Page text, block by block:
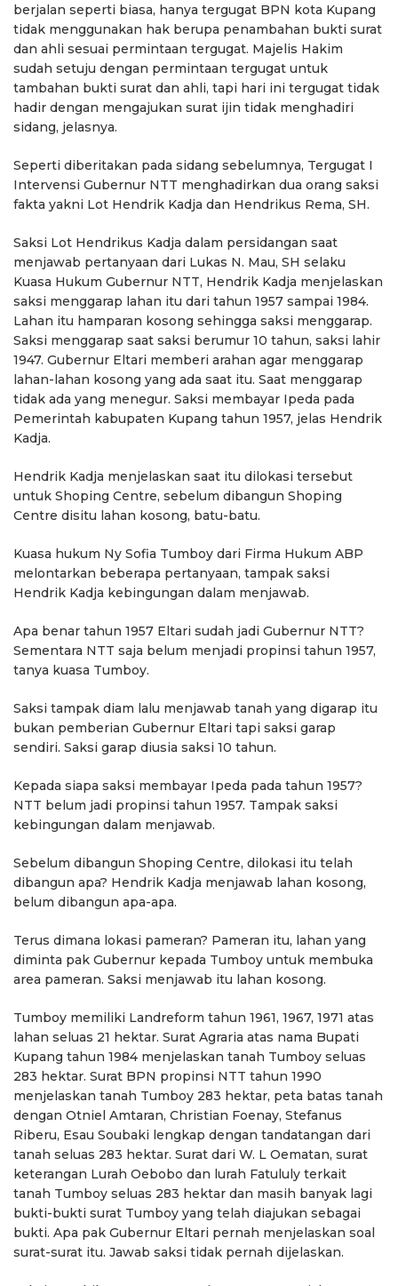
berjalan seperti biasa, hanya tergugat BPN kota Kupang
tidak menggunakan hak berupa penambahan bukti surat
dan ahli sesuai permintaan tergugat. Majelis Hakim
sudah setuju dengan permintaan tergugat untuk
tambahan bukti surat dan ahli, tapi hari ini tergugat tidak
hadir dengan mengajukan surat ijin tidak menghadiri
sidang, jelasnya.
Seperti diberitakan pada sidang sebelumnya, Tergugat I
Intervensi Gubernur NTT menghadirkan dua orang saksi
fakta yakni Lot Hendrik Kadja dan Hendrikus Rema, SH.
Saksi Lot Hendrikus Kadja dalam persidangan saat
menjawab pertanyaan dari Lukas N. Mau, SH selaku
Kuasa Hukum Gubernur NTT, Hendrik Kadja menjelaskan
saksi menggarap lahan itu dari tahun 1957 sampai 1984.
Lahan itu hamparan kosong sehingga saksi menggarap.
Saksi menggarap saat saksi berumur 10 tahun, saksi lahir
1947. Gubernur Eltari memberi arahan agar menggarap
lahan-lahan kosong yang ada saat itu. Saat menggarap
tidak ada yang menegur. Saksi membayar Ipeda pada
Pemerintah kabupaten Kupang tahun 1957, jelas Hendrik
Kadja.
Hendrik Kadja menjelaskan saat itu dilokasi tersebut
untuk Shoping Centre, sebelum dibangun Shoping
Centre disitu lahan kosong, batu-batu.
Kuasa hukum Ny Sofia Tumboy dari Firma Hukum ABP
melontarkan beberapa pertanyaan, tampak saksi
Hendrik Kadja kebingungan dalam menjawab.
Apa benar tahun 1957 Eltari sudah jadi Gubernur NTT?
Sementara NTT saja belum menjadi propinsi tahun 1957,
tanya kuasa Tumboy.
Saksi tampak diam lalu menjawab tanah yang digarap itu
bukan pemberian Gubernur Eltari tapi saksi garap
sendiri. Saksi garap diusia saksi 10 tahun.
Kepada siapa saksi membayar Ipeda pada tahun 1957?
NTT belum jadi propinsi tahun 1957. Tampak saksi
kebingungan dalam menjawab.
Sebelum dibangun Shoping Centre, dilokasi itu telah
dibangun apa? Hendrik Kadja menjawab lahan kosong,
belum dibangun apa-apa.
Terus dimana lokasi pameran? Pameran itu, lahan yang
diminta pak Gubernur kepada Tumboy untuk membuka
area pameran. Saksi menjawab itu lahan kosong.
Tumboy memiliki Landreform tahun 1961, 1967, 1971 atas
lahan seluas 21 hektar. Surat Agraria atas nama Bupati
Kupang tahun 1984 menjelaskan tanah Tumboy seluas
283 hektar. Surat BPN propinsi NTT tahun 1990
menjelaskan tanah Tumboy 283 hektar, peta batas tanah
dengan Otniel Amtaran, Christian Foenay, Stefanus
Riberu, Esau Soubaki lengkap dengan tandatangan dari
tanah seluas 283 hektar. Surat dari W. L Oematan, surat
keterangan Lurah Oebobo dan lurah Fatululy terkait
tanah Tumboy seluas 283 hektar dan masih banyak lagi
bukti-bukti surat Tumboy yang telah diajukan sebagai
bukti. Apa pak Gubernur Eltari pernah menjelaskan soal
surat-surat itu. Jawab saksi tidak pernah dijelaskan.